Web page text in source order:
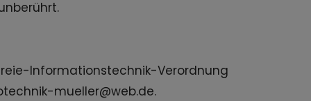
Informationstechnik-Verordnung
mueller@web.de.